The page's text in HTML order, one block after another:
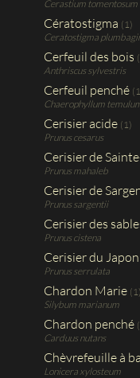
Cerastium tomentosum
Cératostigma (1)
Ceratostigma
Cerfeuil des bois
Anthriscus sylvestris
Cerfeuil penché
Chaerophyllum
Cerisier acide (1)
Prunus cesarus
Cerisier de
Prunus mahaleb
Cerisier de
Prunus sargentii
Cerisier des
Prunus cistena
Cerisier du Japon
Prunus serrulata
Chardon Marie (1)
Silybum marianum
Chardon penché
Carduus nutans
Chèvrefeuille à
Lonicera xylosteum